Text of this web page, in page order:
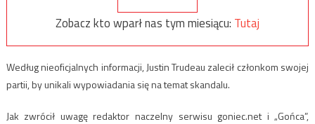
Zobacz kto wparł nas tym miesiącu: Tutaj
Według nieoficjalnych informacji, Justin Trudeau zalecił członkom swojej
partii, by unikali wypowiadania się na temat skandalu.
Jak zwrócił uwagę redaktor naczelny serwisu goniec.net i „Gońca”,